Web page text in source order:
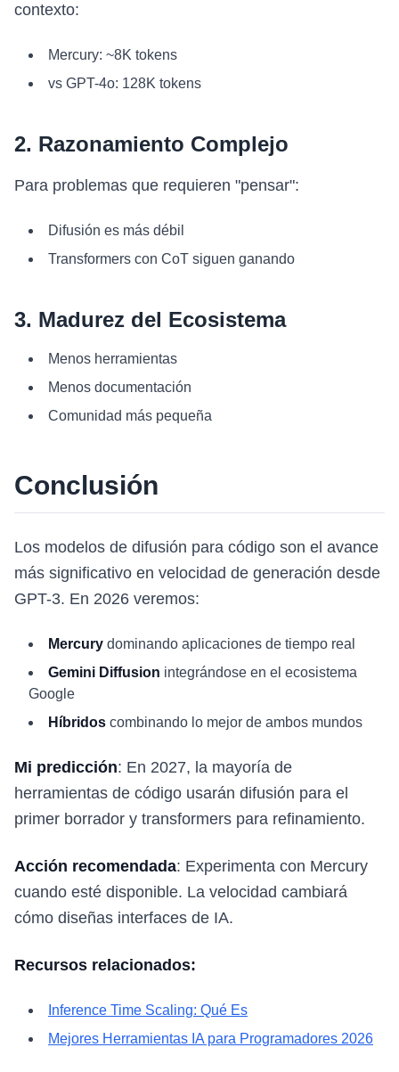
contexto:
Mercury: ~8K tokens
vs GPT-4o: 128K tokens
2. Razonamiento Complejo
Para problemas que requieren "pensar":
Difusión es más débil
Transformers con CoT siguen ganando
3. Madurez del Ecosistema
Menos herramientas
Menos documentación
Comunidad más pequeña
Conclusión
Los modelos de difusión para código son el avance
más significativo en velocidad de generación desde
GPT-3. En 2026 veremos:
Mercury dominando aplicaciones de tiempo real
Gemini Diffusion integrándose en el ecosistema
Google
Híbridos combinando lo mejor de ambos mundos
Mi predicción: En 2027, la mayoría de
herramientas de código usarán difusión para el
primer borrador y transformers para refinamiento.
Acción recomendada: Experimenta con Mercury
cuando esté disponible. La velocidad cambiará
cómo diseñas interfaces de IA.
Recursos relacionados:
Inference Time Scaling: Qué Es
Mejores Herramientas IA para Programadores 2026